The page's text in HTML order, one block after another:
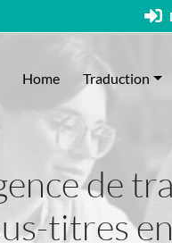
Home Traduction
de
titres